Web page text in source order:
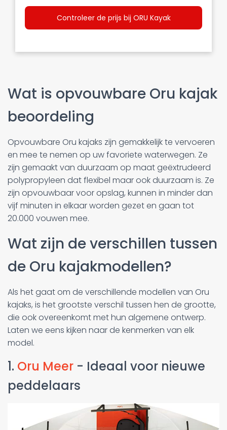
Controleer de prijs bij ORU Kayak
Wat is opvouwbare Oru kajak
beoordeling
Opvouwbare Oru kajaks zijn gemakkelijk te vervoeren
en mee te nemen op uw favoriete waterwegen. Ze
zijn gemaakt van duurzaam op maat geëxtrudeerd
polypropyleen dat flexibel maar ook duurzaam is. Ze
zijn opvouwbaar voor opslag, kunnen in minder dan
vijf minuten in elkaar worden gezet en gaan tot
20.000 vouwen mee.
Wat zijn de verschillen tussen
de Oru kajakmodellen?
Als het gaat om de verschillende modellen van Oru
kajaks, is het grootste verschil tussen hen de grootte,
die ook overeenkomt met hun algemene ontwerp.
Laten we eens kijken naar de kenmerken van elk
model.
1. Oru Meer - Ideaal voor nieuwe
peddelaars